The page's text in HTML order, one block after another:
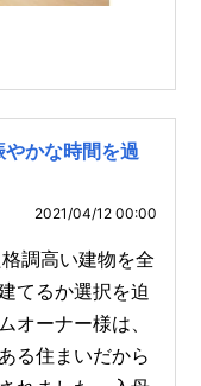
やかな時間を過
2021/04/12 00:00
調高い建物を全
てるか選択を迫
オーナー様は、
る住まいだから